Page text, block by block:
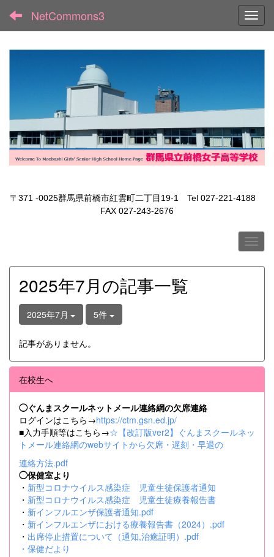
NetCommons3
〒371 -0025群馬県前橋市紅雲町二丁目19-1 Tel 027-221-4188
FAX 027-243-2676
2025年7月の記事一覧
2025年7月 5件
記事がありません。
在校生へ
◯ぐんまスクールネットメール連絡網の欠席連絡
ログインはこちら→https://ctm.gsn.ed.jp/
■入力手順等はこちら→☆【改訂版ver2】ぐんまスクールネッ
トメール連絡網のwebサイトから欠席・遅刻・早退の
連絡方法.pdf
◯保健室より
・ 新型コロナウイルス感染症 児童生徒保護者通知
・ 新型コロナウイルス感染症 児童生徒療養報告書
・ 新インフルエンザ保護者通知.pdf
・ 新インフルエンザにおける療養報告書（2024）.pdf
・ 出席停止措置について（通知,治癒証明）.pdf
・ 保健だより